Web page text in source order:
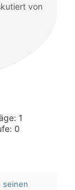
von
1
0
seinen